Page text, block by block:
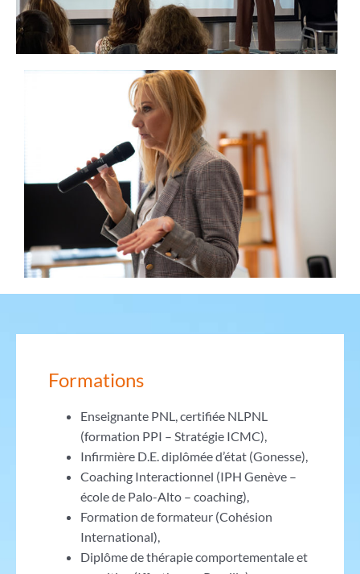
Formations
Enseignante PNL, certifiée NLPNL
(formation PPI – Stratégie ICMC),
Infirmière D.E. diplômée d’état (Gonesse),
Coaching Interactionnel (IPH Genève –
école de Palo-Alto – coaching),
Formation de formateur (Cohésion
International),
Diplôme de thérapie comportementale et